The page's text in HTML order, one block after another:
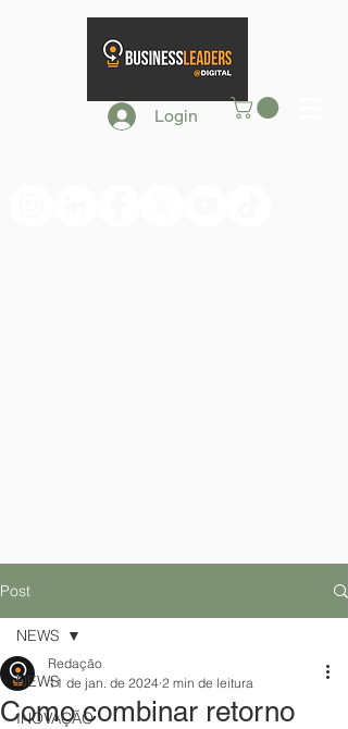
Login
Post
NEWS
INOVAÇÃO
NEWS
Como combinar retorno
Redação
11 de jan. de 2024 2 min de leitura